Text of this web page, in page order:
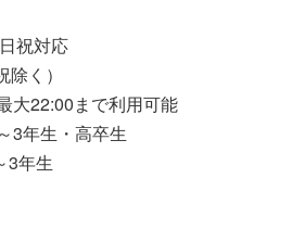
祝対応
く）
大22:00まで利用可能
3年生・高卒生
3年生